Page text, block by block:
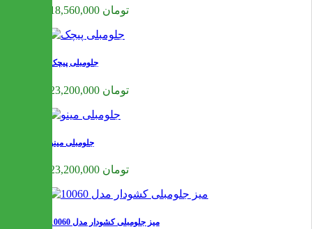
18,560,000 تومان
جلومبلی پیچک
23,200,000 تومان
جلومبلی مینو
23,200,000 تومان
میز جلومبلی کشودار مدل 10060